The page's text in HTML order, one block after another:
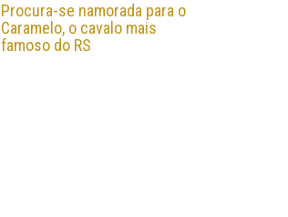
Procura-se namorada para o
Caramelo, o cavalo mais
famoso do RS